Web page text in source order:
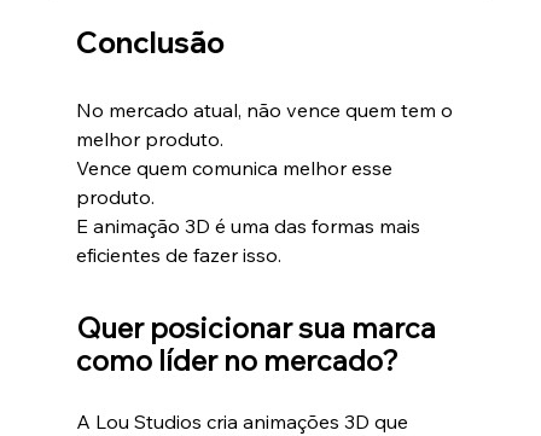
Conclusão
No mercado atual, não vence quem tem o
melhor produto.
Vence quem comunica melhor esse
produto.
E animação 3D é uma das formas mais
eficientes de fazer isso.
Quer posicionar sua marca
como líder no mercado?
A Lou Studios cria animações 3D que